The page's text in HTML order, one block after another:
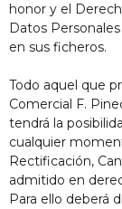
honor y el
Datos
en sus ficheros.
Todo aquel que
Comercial F.
tendrá la
cualquier
Rectificación,
admitido en
Para ello deberá